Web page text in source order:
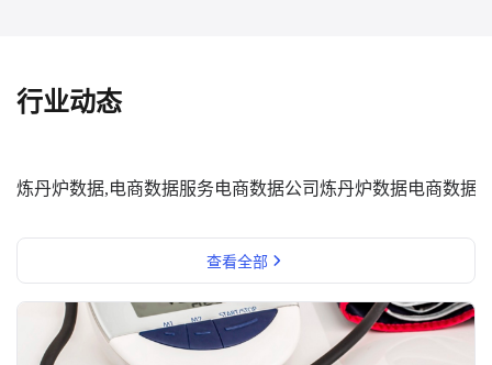
行业动态
炼丹炉数据,电商数据服务电商数据公司炼丹炉数据电商数据
查看全部